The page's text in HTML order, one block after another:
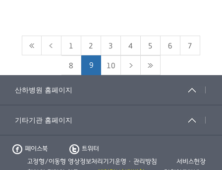
합 관계자 여러분께 감사의 말
씀을 전합니다.
1 2 3 4 5 6 7
8 9 10
페이스북
트위터
고정형/이동형 영상정보처리기기운영 · 관리방침
서비스헌장